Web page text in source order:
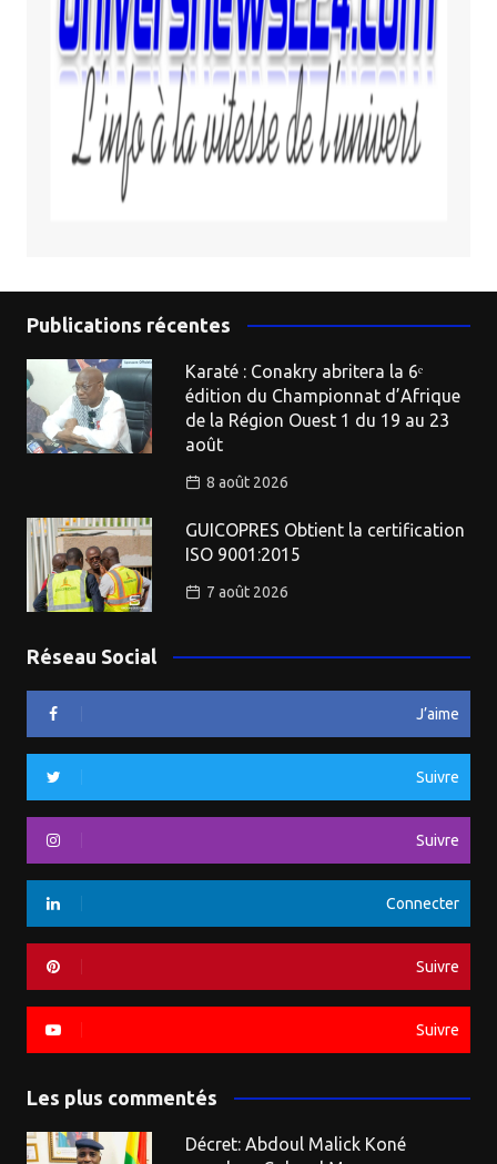
Publications récentes
Karaté : Conakry abritera la 6ᵉ
édition du Championnat d’Afrique
de la Région Ouest 1 du 19 au 23
août
8 août 2026
GUICOPRES Obtient la certification
ISO 9001:2015
7 août 2026
Réseau Social
J’aime
Suivre
Suivre
Connecter
Suivre
Suivre
Les plus commentés
Décret: Abdoul Malick Koné